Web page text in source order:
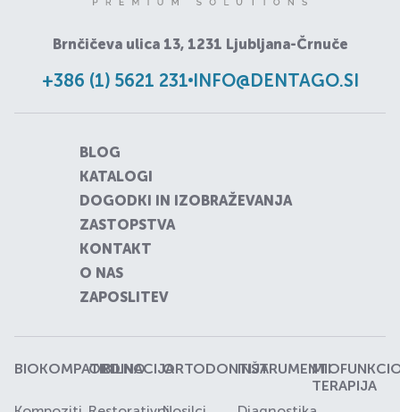
Brnčičeva ulica 13, 1231 Ljubljana-Črnuče
+386 (1) 5621 231 INFO@DENTAGO.SI
BLOG
KATALOGI
DOGODKI IN IZOBRAŽEVANJA
ZASTOPSTVA
KONTAKT
O NAS
ZAPOSLITEV
BIOKOMPATIBILNO
ORDINACIJAORTODONTIJAINŠTRUMENTI
TERAPIJA